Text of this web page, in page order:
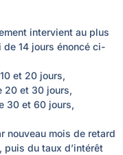
intervient au plus
de 14 jours énoncé ci-
et 20 jours,
20 et 30 jours,
30 et 60 jours,
nouveau mois de retard
puis du taux d’intérêt